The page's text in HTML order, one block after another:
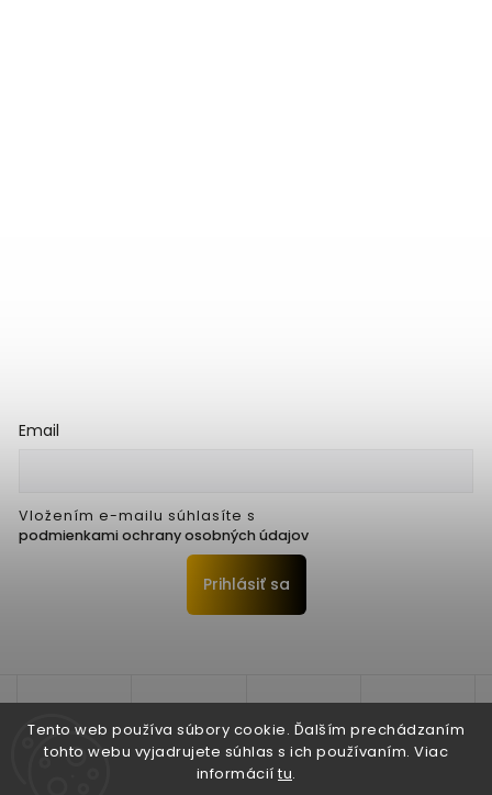
Tento web používa súbory cookie. Ďalším prechádzaním
tohto webu vyjadrujete súhlas s ich používaním. Viac
informácií tu.
Email
Vložením e-mailu súhlasíte s
podmienkami ochrany osobných údajov
Prihlásiť sa